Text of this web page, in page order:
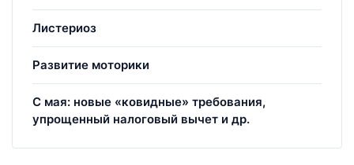
Листериоз
Развитие моторики
С мая: новые «ковидные» требования,
упрощенный налоговый вычет и др.